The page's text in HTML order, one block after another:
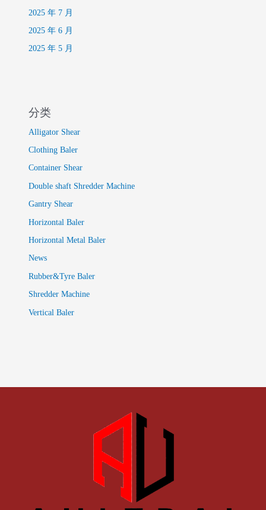
2025 年 7 月
2025 年 6 月
2025 年 5 月
分类
Alligator Shear
Clothing Baler
Container Shear
Double shaft Shredder Machine
Gantry Shear
Horizontal Baler
Horizontal Metal Baler
News
Rubber&Tyre Baler
Shredder Machine
Vertical Baler